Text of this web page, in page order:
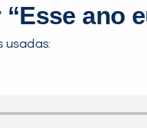
ano
usadas: